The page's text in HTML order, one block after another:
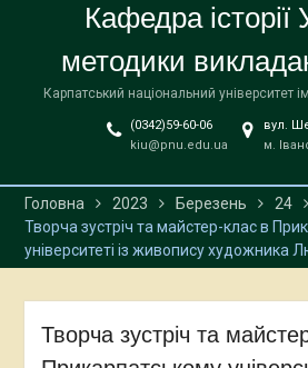
Кафедра історії
методики
Карпатський національний університет
(0342)59-60-06
kiu@pnu.edu.ua
вул.
м.
Головна 2023 Березень
24
Творча зустріч та майстер-клас в
університеті із живопису художника
Творча зустріч та